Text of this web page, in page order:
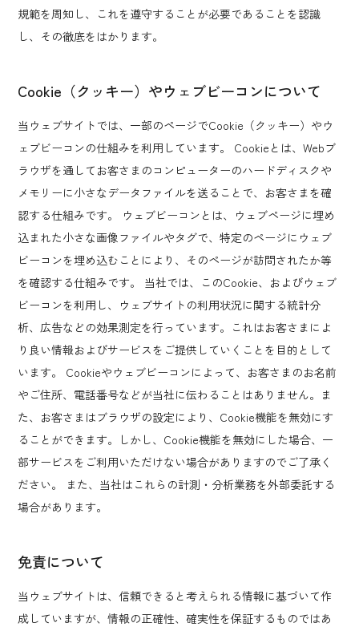
規範を周知し、これを遵守することが必要であることを認識
し、その徹底をはかります。
Cookie（クッキー）やウェブビーコンについて
当ウェブサイトでは、一部のページでCookie（クッキー）やウ
ェブビーコンの仕組みを利用しています。 Cookieとは、Webブ
ラウザを通してお客さまのコンピューターのハードディスクや
メモリーに小さなデータファイルを送ることで、お客さまを確
認する仕組みです。 ウェブビーコンとは、ウェブページに埋め
込まれた小さな画像ファイルやタグで、特定のページにウェブ
ビーコンを埋め込むことにより、そのページが訪問されたか等
を確認する仕組みです。 当社では、このCookie、およびウェブ
ビーコンを利用し、ウェブサイトの利用状況に関する統計分
析、広告などの効果測定を行っています。これはお客さまによ
り良い情報およびサービスをご提供していくことを目的として
います。 Cookieやウェブビーコンによって、お客さまのお名前
やご住所、電話番号などが当社に伝わることはありません。ま
た、お客さまはブラウザの設定により、Cookie機能を無効にす
ることができます。しかし、Cookie機能を無効にした場合、一
部サービスをご利用いただけない場合がありますのでご了承く
ださい。 また、当社はこれらの計測・分析業務を外部委託する
場合があります。
免責について
当ウェブサイトは、信頼できると考えられる情報に基づいて作
成していますが、情報の正確性、確実性を保証するものではあ